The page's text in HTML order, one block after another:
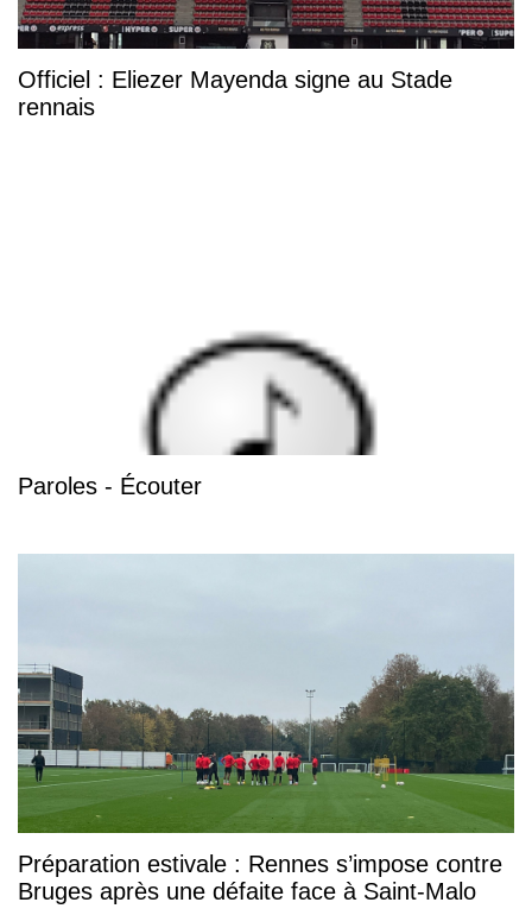
Officiel : Eliezer Mayenda signe au Stade
rennais
Paroles - Écouter
Préparation estivale : Rennes s’impose contre
Bruges après une défaite face à Saint-Malo